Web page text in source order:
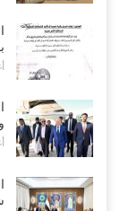
تعيد تحشيد
أغسطس 4, 2026
“الضالع“| حملة
أغسطس 4, 2026
“مقالات“| عِنْدَما
هِيَ الحِضْنُ الدَّافِئُ…
أغسطس 4, 2026